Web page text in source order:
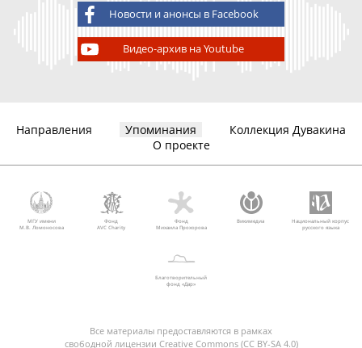
Новости и анонсы в Facebook
Видео-архив на Youtube
Направления Упоминания
Коллекция Дувакина
О проекте
МГУ имени
М.В. Ломоносова
Фонд
AVC Charity
Фонд
Михаила Прохорова
Викимедиа
Национальный корпус
русского языка
Благотворительный
фонд «Дар»
Все материалы предоставляются в рамках
свободной лицензии Creative Commons (CC BY-SA 4.0)